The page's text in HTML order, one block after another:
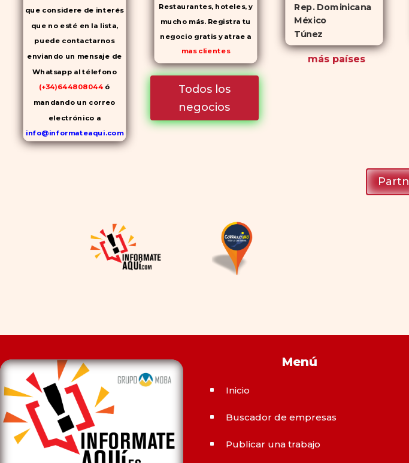
que considere de interés
que no esté en la lista,
puede contactarnos
enviando un mensaje de
Whatsapp al télefono
(+34)644808044 ó
mandando un correo
electrónico a
info@informateaqui.com
Mientras que antes la
permitido la producción de
alternativas genéricas tanto
En su mayor parte, ambos
medicamentos funcionan de
la misma manera y tienen
perfiles de efectos
secundarios similares. ¿La
principal diferencia? El
comprar Cialisejerce
Restaurantes, hoteles, y
mucho más. Registra tu
negocio gratis y atrae a
mas clientes
Todos los
negocios
Rep. Dominicana
México
Túnez
más países
Menú
^ Inicio
^ Buscador de empresas
^ Publicar una trabajo